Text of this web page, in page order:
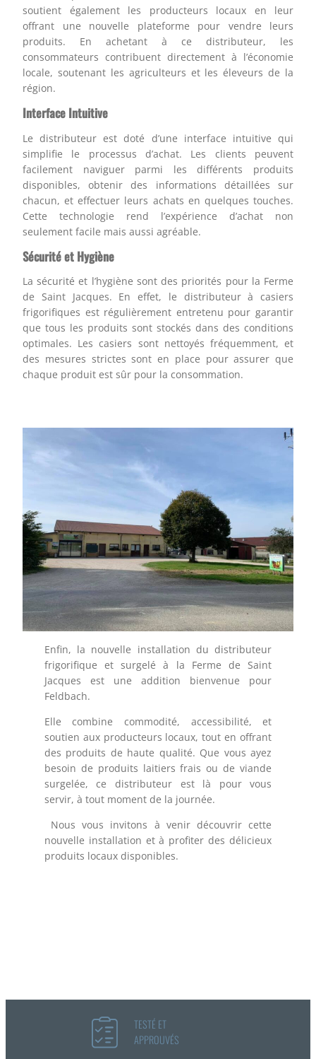
soutient également les producteurs locaux en leur
offrant une nouvelle plateforme pour vendre leurs
produits. En achetant à ce distributeur, les
consommateurs contribuent directement à l’économie
locale, soutenant les agriculteurs et les éleveurs de la
région.
Interface Intuitive
Le distributeur est doté d’une interface intuitive qui
simplifie le processus d’achat. Les clients peuvent
facilement naviguer parmi les différents produits
disponibles, obtenir des informations détaillées sur
chacun, et effectuer leurs achats en quelques touches.
Cette technologie rend l’expérience d’achat non
seulement facile mais aussi agréable.
Sécurité et Hygiène
La sécurité et l’hygiène sont des priorités pour la Ferme
de Saint Jacques. En effet, le distributeur à casiers
frigorifiques est régulièrement entretenu pour garantir
que tous les produits sont stockés dans des conditions
optimales. Les casiers sont nettoyés fréquemment, et
des mesures strictes sont en place pour assurer que
chaque produit est sûr pour la consommation.
Enfin, la nouvelle installation du distributeur
frigorifique et surgelé à la Ferme de Saint
Jacques est une addition bienvenue pour
Feldbach.
Elle combine commodité, accessibilité, et
soutien aux producteurs locaux, tout en offrant
des produits de haute qualité. Que vous ayez
besoin de produits laitiers frais ou de viande
surgelée, ce distributeur est là pour vous
servir, à tout moment de la journée.
Nous vous invitons à venir découvrir cette
nouvelle installation et à profiter des délicieux
produits locaux disponibles.
TESTÉ ET
APPROUVÉS